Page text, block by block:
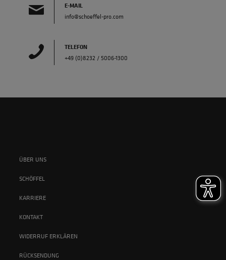
E-MAIL
info@schoeffel-pro.com
TELEFON
+49 (0)8232 / 5006-1300
ÜBER UNS
SCHÖFFEL
KARRIERE
KONTAKT
WIDERRUF ERKLÄREN
RÜCKSENDUNG